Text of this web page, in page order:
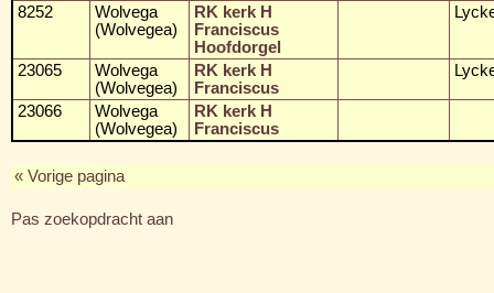
8252
Wolvega
(Wolvegea)
RK kerk H
Franciscus
Hoofdorgel
23065
Wolvega
(Wolvegea)
RK kerk H
Franciscus
23066
Wolvega
(Wolvegea)
RK kerk H
Franciscus
« Vorige pagina
Pas zoekopdracht aan